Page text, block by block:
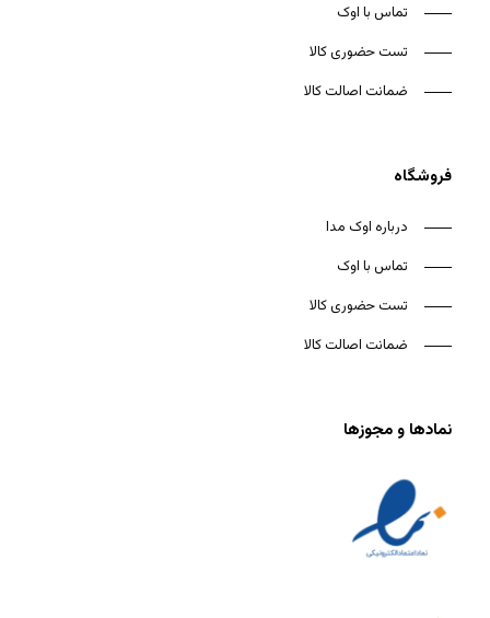
تماس با اوک
تست حضوری کالا
ضمانت اصالت کالا
فروشگاه
درباره اوک مدا
تماس با اوک
تست حضوری کالا
ضمانت اصالت کالا
نمادها و مجوزها